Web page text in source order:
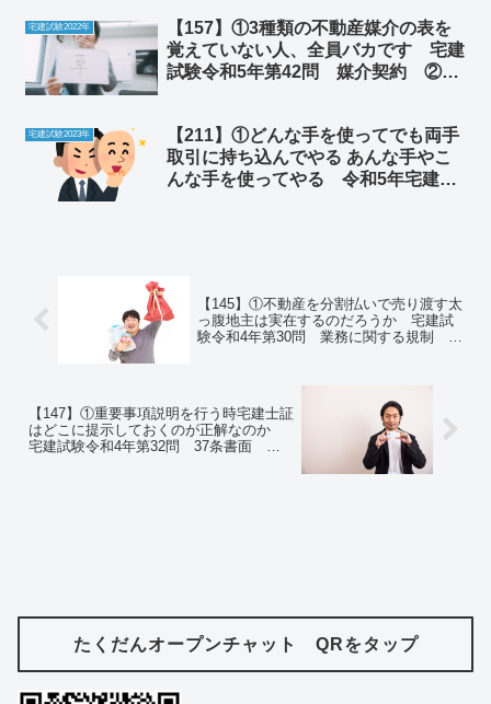
宅建試験2022年
【157】①3種類の不動産媒介の表を
覚えていない人、全員バカです 宅建
試験令和5年第42問 媒介契約 ②コ
宅建試験2023年
【211】①どんな手を使ってでも両手
取引に持ち込んでやる あんな手やこ
んな手を使ってやる 令和5年宅建試
【145】①不動産を分割払いで売り渡す太
っ腹地主は実在するのだろうか 宅建試
験令和4年第30問 業務に関する規制 ②
【147】①重要事項説明を行う時宅建士証
はどこに提示しておくのが正解なのか
宅建試験令和4年第32問 37条書面 ②
たくだんオープンチャット QRをタップ